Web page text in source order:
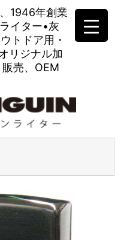
1946年創業
ライター•灰
トドア用・
リジナル加
売、OEM